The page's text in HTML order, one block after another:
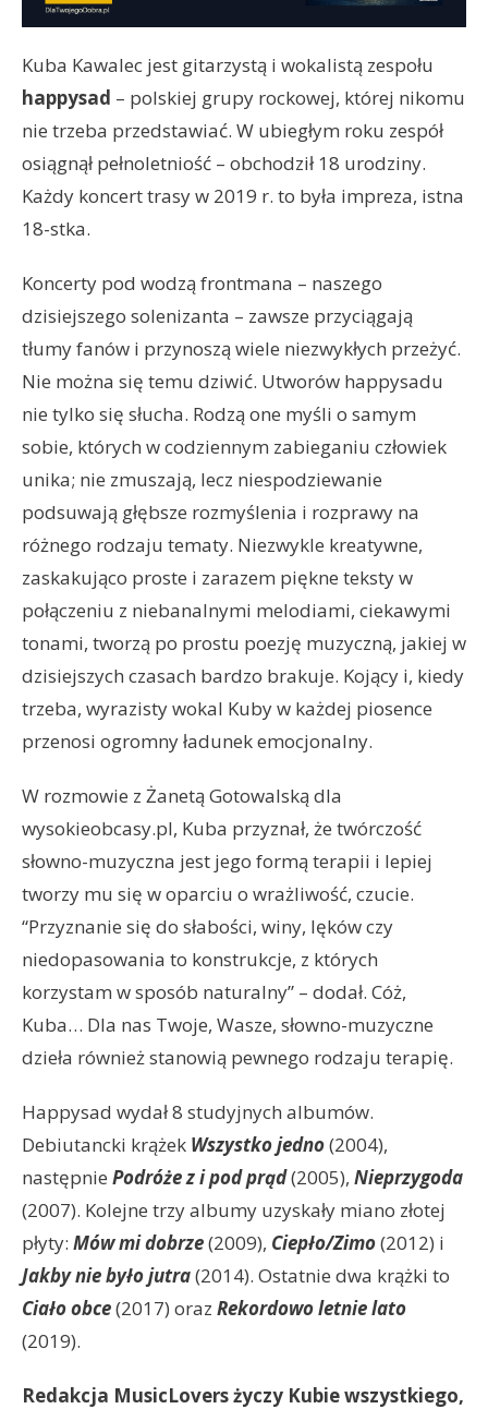
Kuba Kawalec jest gitarzystą i wokalistą zespołu
happysad – polskiej grupy rockowej, której nikomu
nie trzeba przedstawiać. W ubiegłym roku zespół
osiągnął pełnoletniość – obchodził 18 urodziny.
Każdy koncert trasy w 2019 r. to była impreza, istna
18-stka.
Koncerty pod wodzą frontmana – naszego
dzisiejszego solenizanta – zawsze przyciągają
tłumy fanów i przynoszą wiele niezwykłych przeżyć.
Nie można się temu dziwić. Utworów happysadu
nie tylko się słucha. Rodzą one myśli o samym
sobie, których w codziennym zabieganiu człowiek
unika; nie zmuszają, lecz niespodziewanie
podsuwają głębsze rozmyślenia i rozprawy na
różnego rodzaju tematy. Niezwykle kreatywne,
zaskakująco proste i zarazem piękne teksty w
połączeniu z niebanalnymi melodiami, ciekawymi
tonami, tworzą po prostu poezję muzyczną, jakiej w
dzisiejszych czasach bardzo brakuje. Kojący i, kiedy
trzeba, wyrazisty wokal Kuby w każdej piosence
przenosi ogromny ładunek emocjonalny.
W rozmowie z Żanetą Gotowalską dla
wysokieobcasy.pl, Kuba przyznał, że twórczość
słowno-muzyczna jest jego formą terapii i lepiej
tworzy mu się w oparciu o wrażliwość, czucie.
“Przyznanie się do słabości, winy, lęków czy
niedopasowania to konstrukcje, z których
korzystam w sposób naturalny” – dodał. Cóż,
Kuba… Dla nas Twoje, Wasze, słowno-muzyczne
dzieła również stanowią pewnego rodzaju terapię.
Happysad wydał 8 studyjnych albumów.
Debiutancki krążek Wszystko jedno(2004),
następnie Podróże z i pod prąd(2005), Nieprzygoda
(2007). Kolejne trzy albumy uzyskały miano złotej
płyty: Mów mi dobrze(2009), Ciepło/Zimo(2012) i
Jakby nie było jutra(2014). Ostatnie dwa krążki to
Ciało obce(2017) oraz Rekordowo letnie lato
(2019).
Redakcja MusicLovers życzy Kubie wszystkiego,